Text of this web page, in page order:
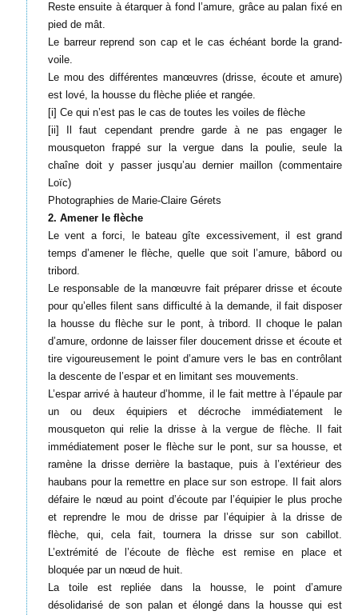
Reste ensuite à étarquer à fond l’amure, grâce au palan fixé en
pied de mât.
Le barreur reprend son cap et le cas échéant borde la grand-
voile.
Le mou des différentes manœuvres (drisse, écoute et amure)
est lové, la housse du flèche pliée et rangée.
[i] Ce qui n’est pas le cas de toutes les voiles de flèche
[ii] Il faut cependant prendre garde à ne pas engager le
mousqueton frappé sur la vergue dans la poulie, seule la
chaîne doit y passer jusqu’au dernier maillon (commentaire
Loïc)
Photographies de Marie-Claire Gérets
2. Amener le flèche
​Le vent a forci, le bateau gîte excessivement, il est grand
temps d’amener le flèche, quelle que soit l’amure, bâbord ou
tribord.
Le responsable de la manœuvre fait préparer drisse et écoute
pour qu’elles filent sans difficulté à la demande, il fait disposer
la housse du flèche sur le pont, à tribord. Il choque le palan
d’amure, ordonne de laisser filer doucement drisse et écoute et
tire vigoureusement le point d’amure vers le bas en contrôlant
la descente de l’espar et en limitant ses mouvements.
L’espar arrivé à hauteur d’homme, il le fait mettre à l’épaule par
un ou deux équipiers et décroche immédiatement le
mousqueton qui relie la drisse à la vergue de flèche. Il fait
immédiatement poser le flèche sur le pont, sur sa housse, et
ramène la drisse derrière la bastaque, puis à l’extérieur des
haubans pour la remettre en place sur son estrope. Il fait alors
défaire le nœud au point d’écoute par l’équipier le plus proche
et reprendre le mou de drisse par l’équipier à la drisse de
flèche, qui, cela fait, tournera la drisse sur son cabillot.
L’extrémité de l’écoute de flèche est remise en place et
bloquée par un nœud de huit.
La toile est repliée dans la housse, le point d’amure
désolidarisé de son palan et élongé dans la housse qui est